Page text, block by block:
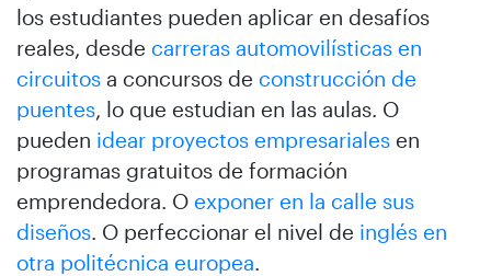
los estudiantes pueden aplicar en desafíos
reales, desde carreras automovilísticas en
circuitos a concursos de construcción de
puentes, lo que estudian en las aulas. O
pueden idear proyectos empresariales en
programas gratuitos de formación
emprendedora. O exponer en la calle sus
diseños. O perfeccionar el nivel de inglés en
otra politécnica europea.